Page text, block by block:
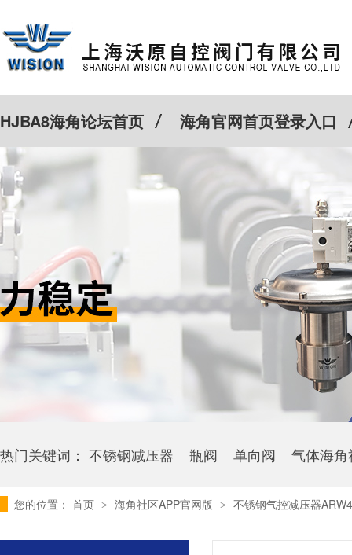
HJBA8海角论坛首页 海角官网首页登录入口
特殊定制 客户案例 Cv计算器
热门关键词： 不锈钢减压器 瓶阀 单向阀 气体海
您的位置： 首页 > 海角社区APP官网版 > 不锈钢气控减压器